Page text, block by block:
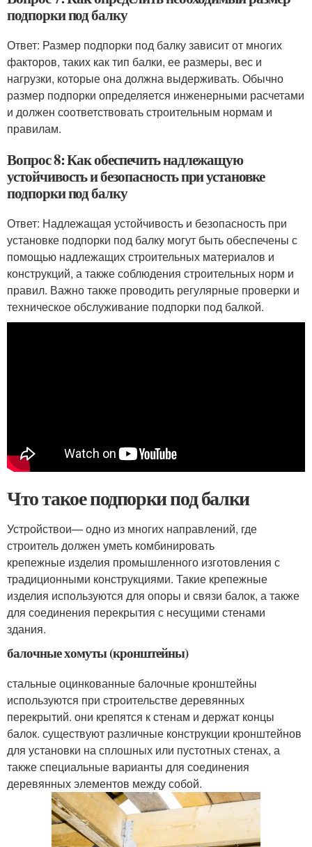
подпорки под балку
Ответ: Размер подпорки под балку зависит от многих
факторов, таких как тип балки, ее размеры, вес и
нагрузки, которые она должна выдерживать. Обычно
размер подпорки определяется инженерными расчетами
и должен соответствовать строительным нормам и
правилам.
Вопрос 8: Как обеспечить надлежащую
устойчивость и безопасность при установке
подпорки под балку
Ответ: Надлежащая устойчивость и безопасность при
установке подпорки под балку могут быть обеспечены с
помощью надлежащих строительных материалов и
конструкций, а также соблюдения строительных норм и
правил. Важно также проводить регулярные проверки и
техническое обслуживание подпорки под балкой.
Что такое подпорки под балки
Устройствои— одно из многих направлений, где
строитель должен уметь комбинировать
крепежные изделия промышленного изготовления с
традиционными конструкциями. Такие крепежные
изделия используются для опоры и связи балок, а также
для соединения перекрытия с несущими стенами
здания.
балочные хомуты (кронштейны)
стальные оцинкованные балочные кронштейны
используются при строительстве деревянных
перекрытий. они крепятся к стенам и держат концы
балок. существуют различные конструкции кронштейнов
для установки на сплошных или пустотных стенах, а
также специальные варианты для соединения
деревянных элементов между собой.